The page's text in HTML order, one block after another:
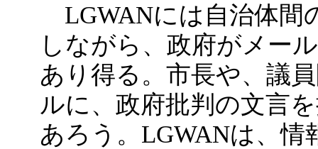
LGWANには自治体間
しながら、政府がメー
あり得る。市長や、議
ルに、政府批判の文言
あろう。LGWANは、